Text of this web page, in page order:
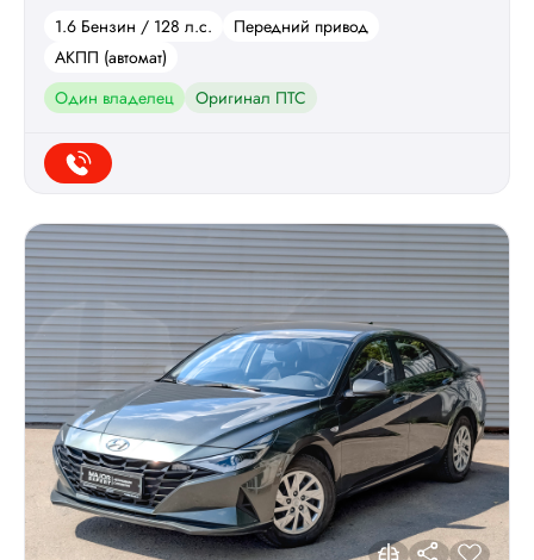
1.6 Бензин / 128 л.с.
Передний привод
АКПП (автомат)
Один владелец
Оригинал ПТС